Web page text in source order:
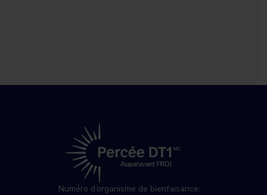
Numéro d’organisme de bienfaisance: